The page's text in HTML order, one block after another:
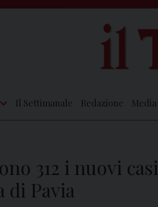
Il Settimanale Redazione Media
312 i nuovi
Pavia